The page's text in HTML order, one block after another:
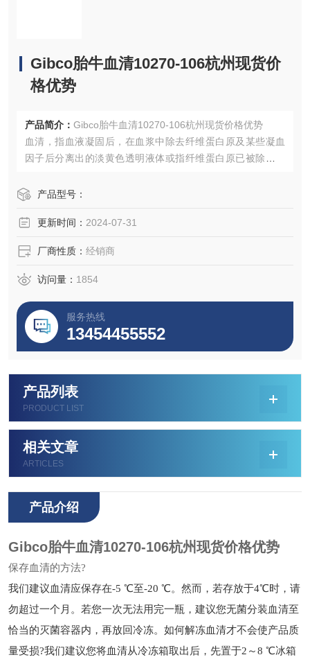
Gibco胎牛血清10270-106杭州现货价
格优势
产品简介： Gibco胎牛血清10270-106杭州现货价格优势
血清，指血液凝固后，在血浆中除去纤维蛋白原及某些凝血
因子后分离出的淡黄色透明液体或指纤维蛋白原已被除去的
长因子、提供结合蛋白、提供促接触和伸展因子使细胞贴壁
产品型号：
更新时间： 2024-07-31
厂商性质： 经销商
访问量： 1854
服务热线
13454455552
产品列表
PRODUCT LIST
相关文章
ARTICLES
产品介绍
Gibco胎牛血清10270-106杭州现货价格优势
保存血清的方法?
我们建议血清应保存在-5 ℃至-20 ℃。然而，若存放于4℃时，请
勿超过一个月。若您一次无法用完一瓶，建议您无菌分装血清至
恰当的灭菌容器内，再放回冷冻。如何解冻血清才不会使产品质
量受损?我们建议您将血清从冷冻箱取出后，先置于2～8 ℃冰箱